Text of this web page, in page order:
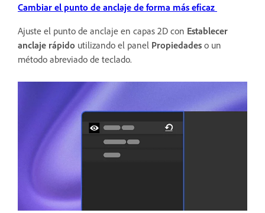
Cambiar el punto de anclaje de forma más eficaz
Ajuste el punto de anclaje en capas 2D con Establecer
anclaje rápido utilizando el panel Propiedades o un
método abreviado de teclado.